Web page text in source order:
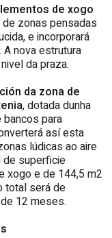
de xogo
zonas pensadas
e incorporará
nova estrutura
da praza.
da zona de
, dotada dunha
bancos para
así esta
lúdicas ao aire
de superficie
xogo e de 144,5 m2
total será de
12 meses.